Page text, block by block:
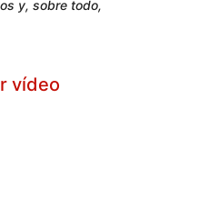
y, sobre todo,
vídeo